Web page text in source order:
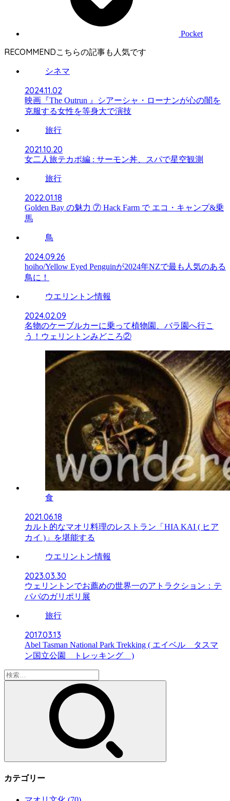
Pocket
RECOMMEND
シネマ
2024.11.02
映画『The Outrun 』シアーシャ・ローナンが心の闇を
克服する女性を等身大で演技
旅行
2021.10.20
女二人旅テカポ編 : サーモン丼、スパで星空観測
旅行
2022.01.18
Golden Bay の魅力 ⑦ Hack Farm で エコ・キャンプ&乗
馬
鳥
2024.09.26
hoiho/Yellow Eyed Penguinが2024年NZで最も人気のある
鳥に！
ウエリントン情報
2024.02.09
名物のケーブルカーに乗って植物園、バラ園へ行こ
う！ウェリントンみどころ②
食
2021.06.18
カルト的なマオリ料理のレストラン「HIA KAI ( ヒア
カイ )」を堪能する
ウエリントン情報
2023.03.30
ウェリントンでお薦めの世界一のアトラクション：テ
パパのガリポリ展
旅行
2017.03.13
Abel Tasman National Park Trekking ( エイベル タスマ
ン国立公園 トレッキング )
検
索:
カテゴリー